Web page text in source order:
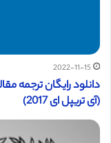
2022-11-15
دانلود رایگان
(آی تریپل ای 2017)